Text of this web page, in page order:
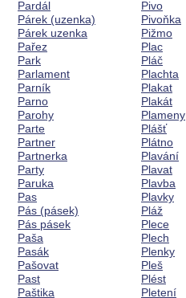
Pardál
Párek (uzenka)
Párek uzenka
Pařez
Park
Parlament
Parník
Parno
Parohy
Parte
Partner
Partnerka
Party
Paruka
Pas
Pás (pásek)
Pás pásek
Paša
Pasák
Pašovat
Past
Paštika
Pivo
Pivoňka
Pižmo
Plac
Pláč
Plachta
Plakat
Plakát
Plameny
Plášť
Plátno
Plavání
Plavat
Plavba
Plavky
Pláž
Plece
Plech
Plenky
Pleš
Plést
Pletení